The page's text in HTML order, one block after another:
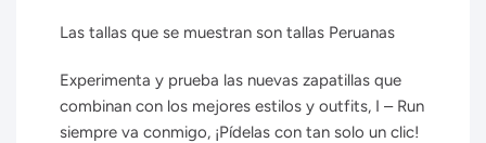
Las tallas que se muestran son tallas Peruanas
Experimenta y prueba las nuevas zapatillas que
combinan con los mejores estilos y outfits, I – Run
siempre va conmigo, ¡Pídelas con tan solo un clic!